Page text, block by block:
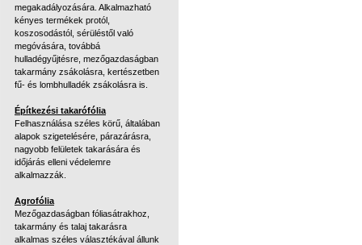
megakadályozására. Alkalmazható
kényes termékek protól,
koszosodástól, sérüléstől való
megóvására, továbbá
hulladégyűjtésre, mezőgazdaságban
takarmány zsákolásra, kertészetben
fű- és lombhulladék zsákolásra is.
Építkezési takarófólia
Felhasználása széles körű, általában
alapok szigetelésére, párazárásra,
nagyobb felületek takarására és
időjárás elleni védelemre
alkalmazzák.
Agrofólia
Mezőgazdaságban fóliasátrakhoz,
takarmány és talaj takarásra
alkalmas széles választékával állunk